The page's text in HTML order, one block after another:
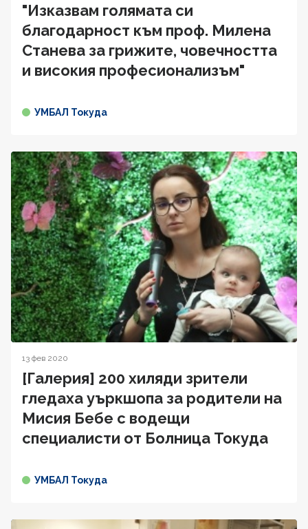
"Изказвам голямата си
благодарност към проф. Милена
Станева за грижите, човечността
и високия професионализъм"
УМБАЛ Токуда
13 фев 2020
[Галерия] 200 хиляди зрители
гледаха уъркшопа за родители на
Мисия Бебе с водещи
специалисти от Болница Токуда
УМБАЛ Токуда